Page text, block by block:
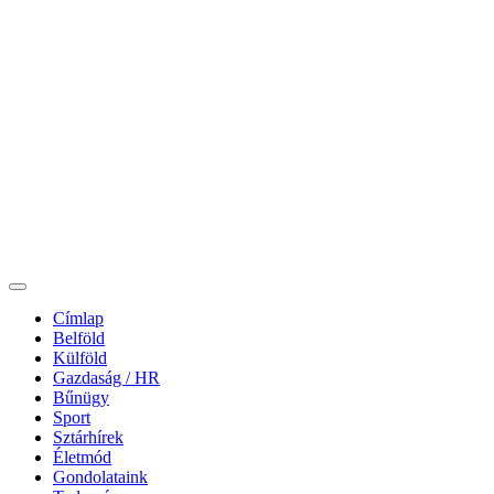
Címlap
Belföld
Külföld
Gazdaság / HR
Bűnügy
Sport
Sztárhírek
Életmód
Gondolataink